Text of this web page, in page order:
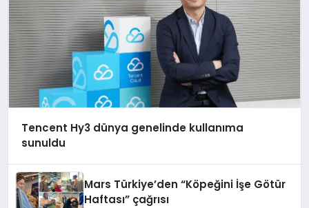
Tencent Hy3 dünya genelinde kullanıma
sunuldu
Mars Türkiye’den “Köpeğini İşe Götür
Haftası” çağrısı